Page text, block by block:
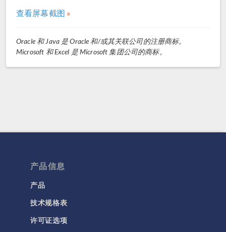
查看屏幕截图
Oracle 和 Java 是 Oracle 和/或其关联公司的注册商标。
Microsoft 和 Excel 是 Microsoft 集团公司的商标。
产品信息
产品
技术规格表
许可证选项